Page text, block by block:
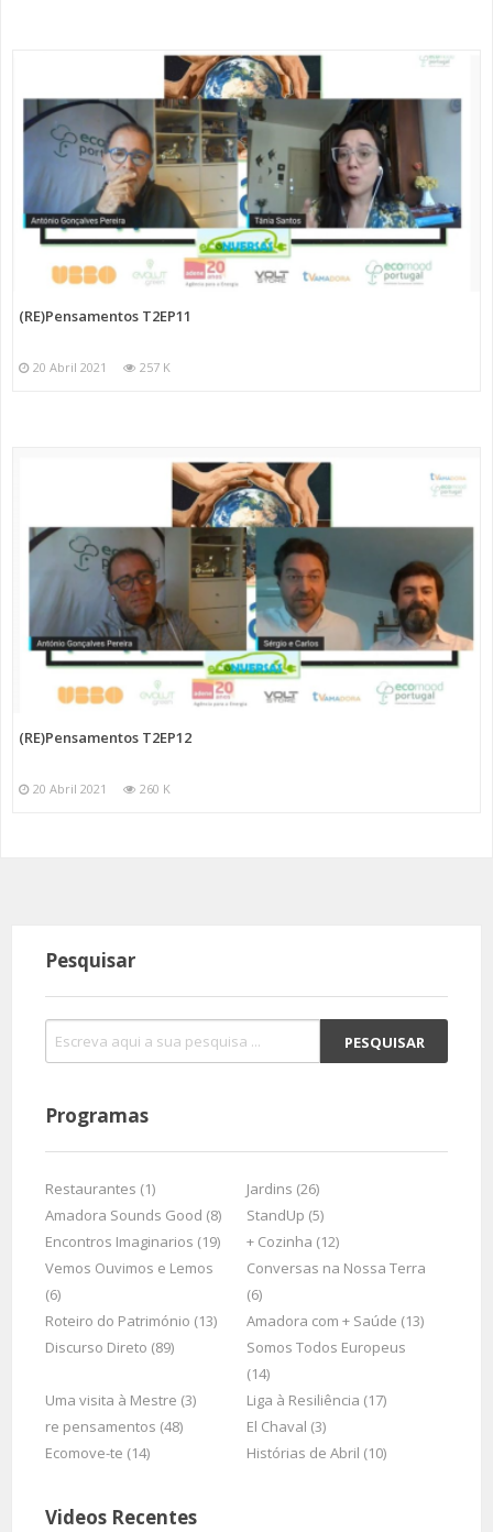
(RE)Pensamentos T2EP11
20 Abril 2021 257 K
(RE)Pensamentos T2EP12
20 Abril 2021 260 K
Pesquisar
Programas
Restaurantes (1)
Jardins (26)
Amadora Sounds Good (8)
StandUp (5)
Encontros Imaginarios (19)
+ Cozinha (12)
Vemos Ouvimos e Lemos
(6)
Conversas na Nossa Terra
(6)
Roteiro do Património (13)
Amadora com + Saúde (13)
Discurso Direto (89)
Somos Todos Europeus
(14)
Uma visita à Mestre (3)
Liga à Resiliência (17)
re pensamentos (48)
El Chaval (3)
Ecomove-te (14)
Histórias de Abril (10)
Videos Recentes